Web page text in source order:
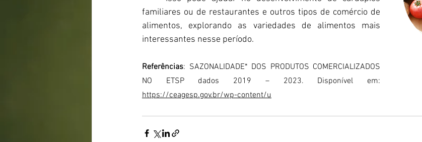
familiares ou de restaurantes e outros tipos de comércio de
alimentos, explorando as variedades de alimentos mais
interessantes nesse período.
Referências: SAZONALIDADE* DOS PRODUTOS COMERCIALIZADOS
https://ceagesp.gov.br/wp-content/u